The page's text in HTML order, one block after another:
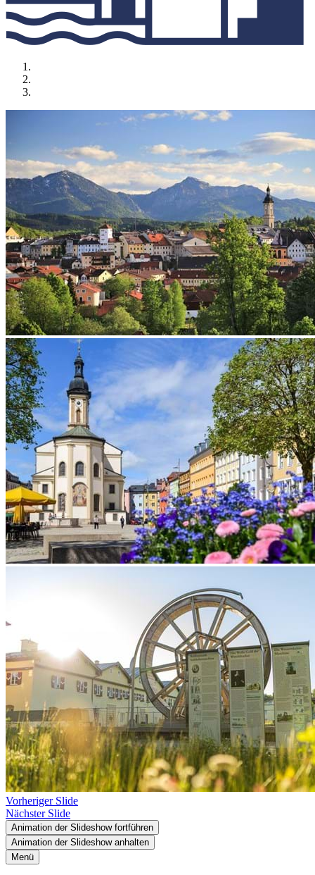
Vorheriger Slide
Nächster Slide
Animation der Slideshow fortführen
Animation der Slideshow anhalten
Menü